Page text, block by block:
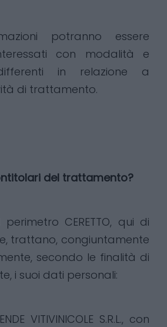
potranno essere
con modalità e
in relazione a
di trattamento.
del trattamento?
CERETTO, qui di
trattano, congiuntamente
secondo le finalità di
i suoi dati personali:
VITIVINICOLE S.R.L., con